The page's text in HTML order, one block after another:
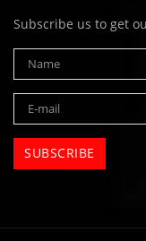
Subscribe us to get